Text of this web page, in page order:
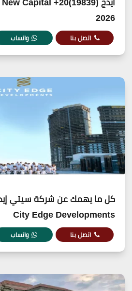
2026
اتصل بنا واتساب
كل ما يهمك عن شركة سيتي
City Edge Developments
اتصل بنا واتساب